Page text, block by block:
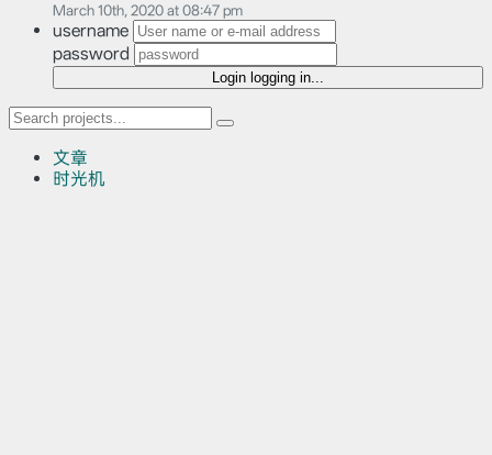
March 10th, 2020 at 08:47 pm
username
password
Login logging in...
文章
时光机